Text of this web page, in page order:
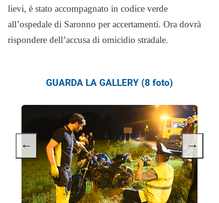
lievi, è stato accompagnato in codice verde
all’ospedale di Saronno per accertamenti. Ora dovrà
rispondere dell’accusa di omicidio stradale.
GUARDA LA GALLERY (8 foto)
← →